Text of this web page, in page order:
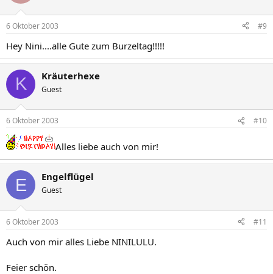
6 Oktober 2003 #9
Hey Nini....alle Gute zum Burzeltag!!!!!
K Kräuterhexe
Guest
6 Oktober 2003 #10
Alles liebe auch von mir!
E Engelflügel
Guest
6 Oktober 2003 #11
Auch von mir alles Liebe NINILULU.
Feier schön.